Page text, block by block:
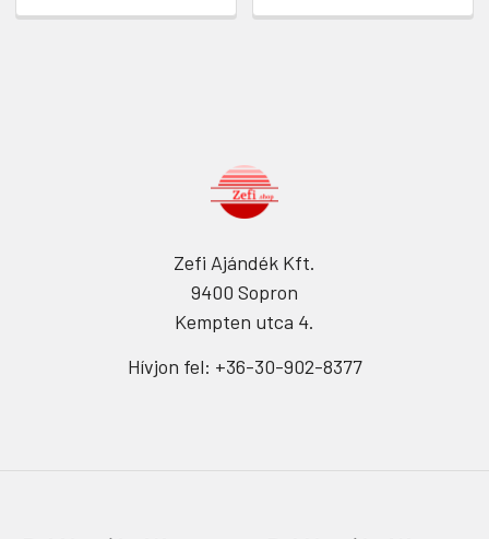
Zefi Ajándék Kft.
9400 Sopron
Kempten utca 4.
Hívjon fel: +36-30-902-8377